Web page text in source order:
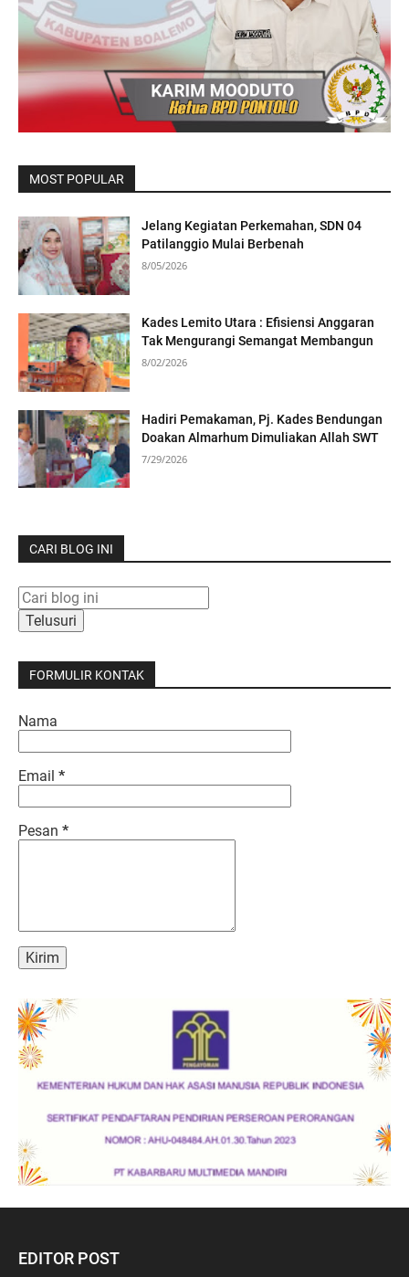
MOST POPULAR
Jelang Kegiatan Perkemahan, SDN 04
Patilanggio Mulai Berbenah
8/05/2026
Kades Lemito Utara : Efisiensi Anggaran
Tak Mengurangi Semangat Membangun
8/02/2026
Hadiri Pemakaman, Pj. Kades Bendungan
Doakan Almarhum Dimuliakan Allah SWT
7/29/2026
CARI BLOG INI
FORMULIR KONTAK
Nama
Email *
Pesan *
EDITOR POST